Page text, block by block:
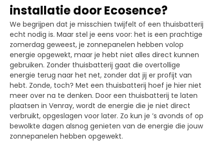
installatie door Ecosence?
We begrijpen dat je misschien twijfelt of een thuisbatterij
echt nodig is. Maar stel je eens voor: het is een prachtige
zomerdag geweest, je zonnepanelen hebben volop
energie opgewekt, maar je hebt niet alles direct kunnen
gebruiken. Zonder thuisbatterij gaat die overtollige
energie terug naar het net, zonder dat jij er profijt van
hebt. Zonde, toch? Met een thuisbatterij hoef je hier niet
meer over na te denken. Door een thuisbatterij te laten
plaatsen in Venray, wordt de energie die je niet direct
verbruikt, opgeslagen voor later. Zo kun je ’s avonds of op
bewolkte dagen alsnog genieten van de energie die jouw
zonnepanelen hebben opgewekt.